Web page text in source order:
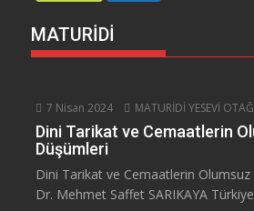
MATURİDİ
7 Nisan 2024 MATURİDİ YESEVİ
Dini Tarikat ve Cemaatlerin
Düşümleri
Dini Tarikat ve Cemaatlerin
Dr. Mehmet Saffet SARIKAYA